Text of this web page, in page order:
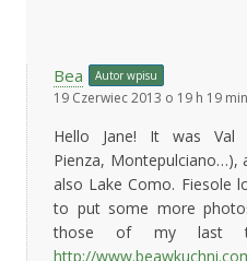
Bea Autor wpisu
19 Czerwiec 2013 o 19 h 19 min
Hello Jane! It was Val
Pienza, Montepulciano…),
also Lake Como. Fiesole
to put some more
those of my last
http://